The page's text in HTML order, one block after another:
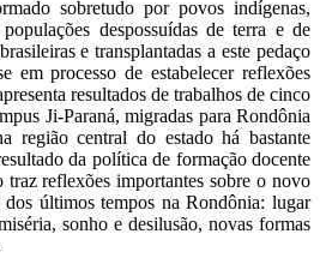
sobretudo por povos indígenas,
despossuídas de terra e de
e transplantadas a este pedaço
em processo de estabelecer reflexões
resultados de trabalhos de cinco
Ji-Paraná, migradas para Rondônia
região central do estado há bastante
da política de formação docente
reflexões importantes sobre o novo
últimos tempos na Rondônia: lugar
sonho e desilusão, novas formas